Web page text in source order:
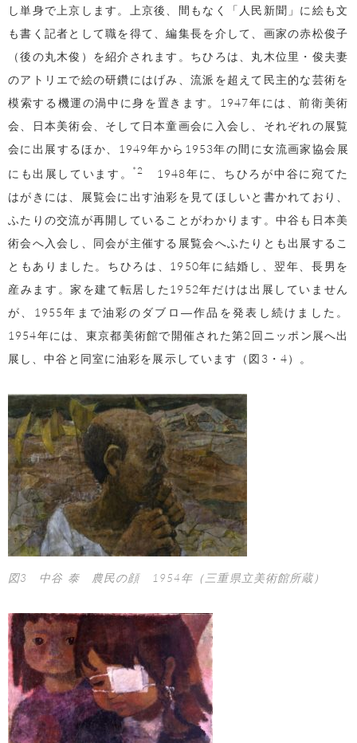
し単身で上京します。上京後、間もなく「人民新聞」に絵も文
も書く記者として職を得て、編集長を介して、画家の赤松俊子
（後の丸木俊）を紹介されます。ちひろは、丸木位里・俊夫妻
のアトリエで絵の研鑽にはげみ、流派を超えて民主的な芸術を
模索する機運の渦中に身を置きます。1947年には、前衛美術
会、日本美術会、そして日本童画会に入会し、それぞれの展覧
会に出展するほか、1949年から1953年の間に女流画家協会展
にも出展しています。
*2
1948年に、ちひろが中谷に宛てた
はがきには、展覧会に出す油彩を見てほしいと書かれており、
ふたりの交流が再開していることがわかります。中谷も日本美
術会へ入会し、同会が主催する展覧会へふたりとも出展するこ
ともありました。ちひろは、1950年に結婚し、翌年、長男を
産みます。家を建て転居した1952年だけは出展していません
が、1955年まで油彩のダブロ―作品を発表し続けました。
1954年には、東京都美術館で開催された第2回ニッポン展へ出
展し、中谷と同室に油彩を展示しています（図3・4）。
図3 中谷 泰 農民の顔 1954年（三重県立美術館所蔵）